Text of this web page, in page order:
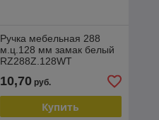
Ручка мебельная 288
м.ц.128 мм замак белый
RZ288Z.128WT
10,70руб.
Купить